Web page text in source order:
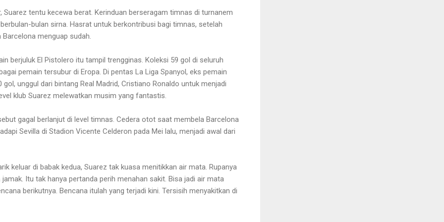
Suarez tentu kecewa berat. Kerinduan berseragam timnas di turnanem
bulan sirna. Hasrat untuk berkontribusi bagi timnas, setelah
menguap sudah.
berjuluk El Pistolero itu tampil trengginas. Koleksi 59 gol di seluruh
pemain tersubur di Eropa. Di pentas La Liga Spanyol, eks pemain
unggul dari bintang Real Madrid, Cristiano Ronaldo untuk menjadi
klub Suarez melewatkan musim yang fantastis.
gagal berlanjut di level timnas. Cedera otot saat membela Barcelona
Sevilla di Stadion Vicente Celderon pada Mei lalu, menjadi awal dari
keluar di babak kedua, Suarez tak kuasa menitikkan air mata. Rupanya
Itu tak hanya pertanda perih menahan sakit. Bisa jadi air mata
berikutnya. Bencana itulah yang terjadi kini. Tersisih menyakitkan di